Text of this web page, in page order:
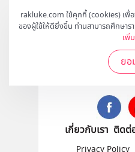
rakluke.com ใช้คุกกี้ (cookies) เพื่
ของผู้ใช้ให้ดียิ่งขึ้น ท่านสามารถศึกษารา
เพิ่
ยอ
สมั
ติดตา
เกี่ยวกับเรา ติดต่
Privacy Policy